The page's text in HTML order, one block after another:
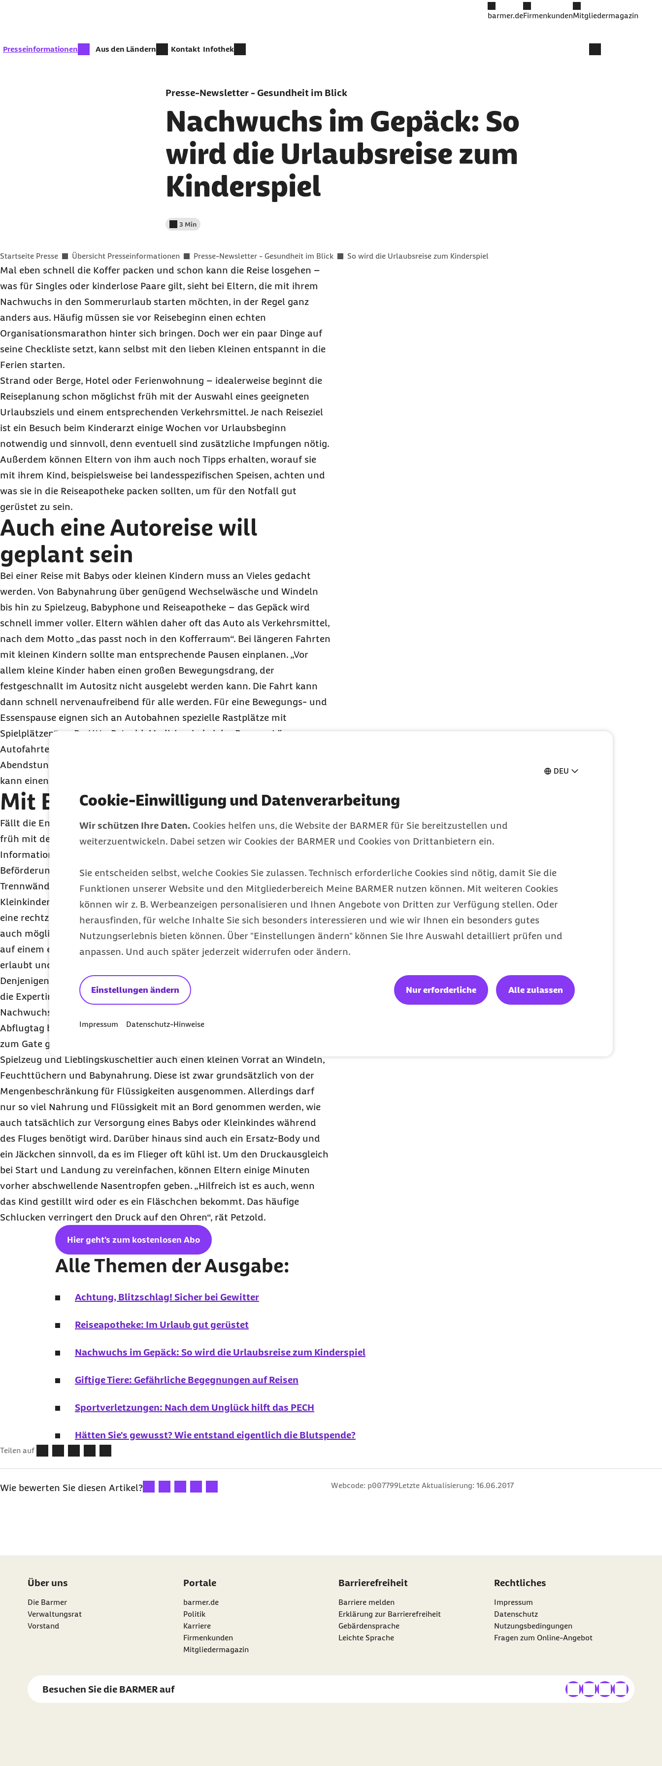
DEU
Cookie-Einwilligung und Datenverarbeitung
Wir schützen Ihre Daten. Cookies helfen uns, die Website der BARMER für Sie bereitzustellen und
weiterzuentwickeln. Dabei setzen wir Cookies der BARMER und Cookies von Drittanbietern ein.
Sie entscheiden selbst, welche Cookies Sie zulassen. Technisch erforderliche Cookies sind nötig, damit Sie die
Funktionen unserer Website und den Mitgliederbereich Meine BARMER nutzen können. Mit weiteren Cookies
können wir z. B. Werbeanzeigen personalisieren und Ihnen Angebote von Dritten zur Verfügung stellen. Oder
herausfinden, für welche Inhalte Sie sich besonders interessieren und wie wir Ihnen ein besonders gutes
Nutzungserlebnis bieten können. Über "Einstellungen ändern" können Sie Ihre Auswahl detailliert prüfen und
anpassen. Und auch später jederzeit widerrufen oder ändern.
Einstellungen ändern Nur erforderliche Alle zulassen
Impressum Datenschutz-Hinweise
barmer.deFirmenkundenMitgliedermagazin
zur Zeit aktiv:
Presseinformationen Aus den Ländern Kontakt Infothek
Presse-Newsletter - Gesundheit im Blick
Nachwuchs im Gepäck: So
wird die Urlaubsreise zum
Kinderspiel
Lesedauer weniger als
3 Min
Sie befinden sich hier:
Startseite Presse Übersicht Presseinformationen Presse-Newsletter - Gesundheit im Blick So wird die Urlaubsreise zum Kinderspiel
Mal eben schnell die Koffer packen und schon kann die Reise losgehen –
was für Singles oder kinderlose Paare gilt, sieht bei Eltern, die mit ihrem
Nachwuchs in den Sommerurlaub starten möchten, in der Regel ganz
anders aus. Häufig müssen sie vor Reisebeginn einen echten
Organisationsmarathon hinter sich bringen. Doch wer ein paar Dinge auf
seine Checkliste setzt, kann selbst mit den lieben Kleinen entspannt in die
Ferien starten.
Strand oder Berge, Hotel oder Ferienwohnung – idealerweise beginnt die
Reiseplanung schon möglichst früh mit der Auswahl eines geeigneten
Urlaubsziels und einem entsprechenden Verkehrsmittel. Je nach Reiseziel
ist ein Besuch beim Kinderarzt einige Wochen vor Urlaubsbeginn
notwendig und sinnvoll, denn eventuell sind zusätzliche Impfungen nötig.
Außerdem können Eltern von ihm auch noch Tipps erhalten, worauf sie
mit ihrem Kind, beispielsweise bei landesspezifischen Speisen, achten und
was sie in die Reiseapotheke packen sollten, um für den Notfall gut
gerüstet zu sein.
Auch eine Autoreise will
geplant sein
Bei einer Reise mit Babys oder kleinen Kindern muss an Vieles gedacht
werden. Von Babynahrung über genügend Wechselwäsche und Windeln
bis hin zu Spielzeug, Babyphone und Reiseapotheke – das Gepäck wird
schnell immer voller. Eltern wählen daher oft das Auto als Verkehrsmittel,
nach dem Motto „das passt noch in den Kofferraum“. Bei längeren Fahrten
mit kleinen Kindern sollte man entsprechende Pausen einplanen. „Vor
allem kleine Kinder haben einen großen Bewegungsdrang, der
festgeschnallt im Autositz nicht ausgelebt werden kann. Die Fahrt kann
dann schnell nervenaufreibend für alle werden. Für eine Bewegungs- und
Essenspause eignen sich an Autobahnen spezielle Rastplätze mit
Spielplätzen“, so Dr.
Utta Petzold, Medizinerin bei der Barmer. Längere
Autofahrten lassen sich meist entspannter überstehen, wenn man in den
Abendstunden losfährt. Dann ist es im Auto kühler, und der Nachwuchs
kann einen großen Teil der Reise verschlafen.
Mit Babyim Flieger
Fällt die Entscheidung zugunsten einer Flugreise, sollten sich Eltern schon
früh mit der Fluggesellschaft in Verbindung setzen. Diese kann
Informationen zur Auswahl von geeigneten Plätzen und Möglichkeiten zur
Beförderung des Kindes im Flugzeug geben. „Die erste Reihe hinter den
Trennwänden bietet mehr Beinfreiheit. Bei längeren Flügen können
Kleinkinder dort ein wenig am Boden spielen oder krabbeln. Allerdings ist
eine rechtzeitige Reservierung sinnvoll“, meint Petzold. Je nach Alter ist es
auch möglich, den eigenen Kindersitz für den Flug mitzubringen und ihn
auf einem eigenen Sitz zu befestigen. Allerdings sind nicht alle Modelle
erlaubt und der separate Platz kostet extra.
Denjenigen, die nicht allzu weit von Flughafen entfernt wohnen, empfiehlt
die Expertin das Einchecken am Vortag, um so lange Wartezeiten mit dem
Nachwuchs am Reisetag zu vermeiden. Die Familie kann dann am
Abflugtag bequem mit der Bordkarte direkt zur Passkontrolle und weiter
zum Gate gehen. Für das Handgepäck empfiehlt die Expertin neben
Spielzeug und Lieblingskuscheltier auch einen kleinen Vorrat an Windeln,
Feuchttüchern und Babynahrung. Diese ist zwar grundsätzlich von der
Mengenbeschränkung für Flüssigkeiten ausgenommen. Allerdings darf
nur so viel Nahrung und Flüssigkeit mit an Bord genommen werden, wie
auch tatsächlich zur Versorgung eines Babys oder Kleinkindes während
des Fluges benötigt wird. Darüber hinaus sind auch ein Ersatz-Body und
ein Jäckchen sinnvoll, da es im Flieger oft kühl ist. Um den Druckausgleich
bei Start und Landung zu vereinfachen, können Eltern einige Minuten
vorher abschwellende Nasentropfen geben. „Hilfreich ist es auch, wenn
das Kind gestillt wird oder es ein Fläschchen bekommt. Das häufige
Schlucken verringert den Druck auf den Ohren“, rät Petzold.
Hier geht's zum kostenlosen Abo
Alle Themen der Ausgabe:
Achtung, Blitzschlag! Sicher bei Gewitter
Reiseapotheke: Im Urlaub gut gerüstet
Nachwuchs im Gepäck: So wird die Urlaubsreise zum Kinderspiel
Giftige Tiere: Gefährliche Begegnungen auf Reisen
Sportverletzungen: Nach dem Unglück hilft das PECH
Hätten Sie's gewusst? Wie entstand eigentlich die Blutspende?
Teilen auf
Wie bewerten Sie diesen Artikel?Ihre Bewertung: 1 Stern
Ihre Bewertung: 2 Sterne
Ihre Bewertung: 3 Sterne
Ihre Bewertung: 4 Sterne
Ihre Bewertung: 5 Sterne Webcode: p007799Letzte Aktualisierung: 16.06.2017
Über uns
Die Barmer
Verwaltungsrat
Vorstand
Portale
barmer.de
Politik
Karriere
Firmenkunden
Mitgliedermagazin
Barrierefreiheit
Barriere melden
Erklärung zur Barrierefreiheit
Gebärdensprache
Leichte Sprache
Rechtliches
Impressum
Datenschutz
Nutzungsbedingungen
Fragen zum Online-Angebot
Besuchen Sie die BARMERauf externer Link
externer Link
externer Link
externer Link